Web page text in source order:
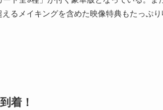
るメイキングを含めた映像特典もたっぷ
着！